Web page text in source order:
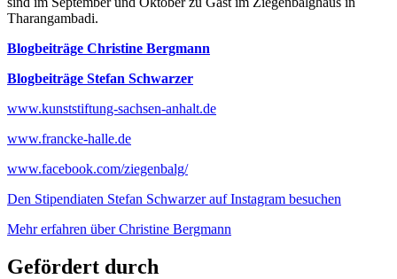
Tharangambadi.
Blogbeiträge Christine Bergmann
Blogbeiträge Stefan Schwarzer
www.kunststiftung-sachsen-anhalt.de
www.francke-halle.de
www.facebook.com/ziegenbalg/
Den Stipendiaten Stefan Schwarzer auf Instagram besuchen
Mehr erfahren über Christine Bergmann
Gefördert durch